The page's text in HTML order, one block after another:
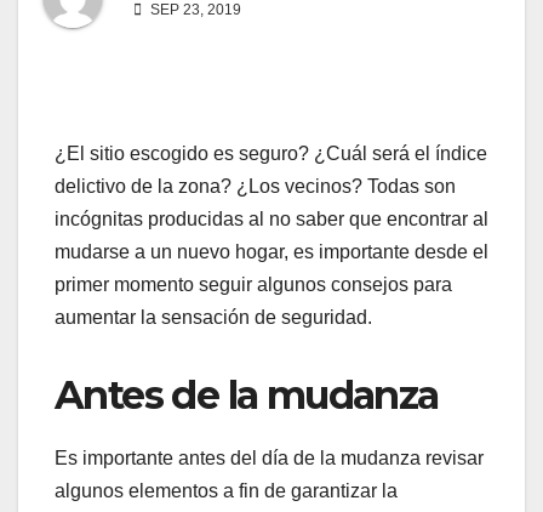
SEP 23, 2019
¿El sitio escogido es seguro? ¿Cuál será el índice
delictivo de la zona? ¿Los vecinos? Todas son
incógnitas producidas al no saber que encontrar al
mudarse a un nuevo hogar, es importante desde el
primer momento seguir algunos consejos para
aumentar la sensación de seguridad.
Antes de la mudanza
Es importante antes del día de la mudanza revisar
algunos elementos a fin de garantizar la